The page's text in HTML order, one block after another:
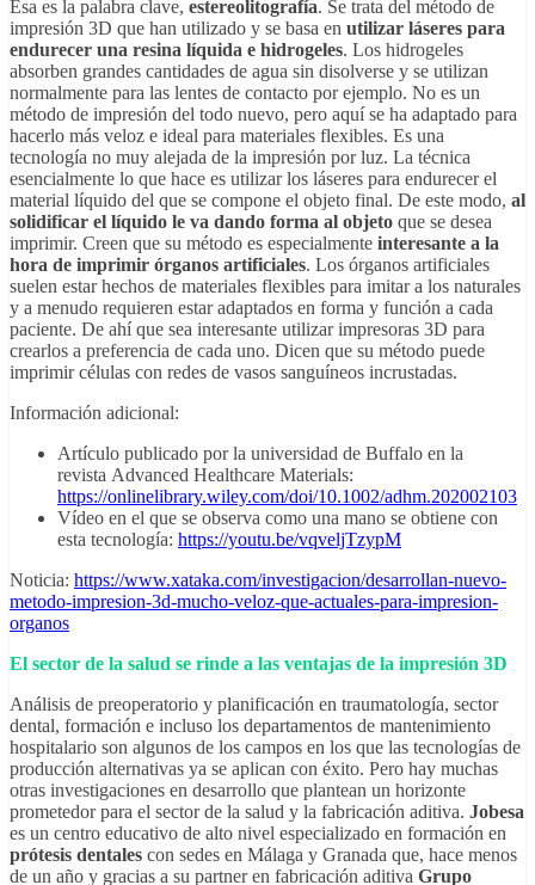
Esa es la palabra clave, estereolitografía. Se trata del método de
impresión 3D que han utilizado y se basa en utilizar láseres para
endurecer una resina líquida e hidrogeles. Los hidrogeles
absorben grandes cantidades de agua sin disolverse y se utilizan
normalmente para las lentes de contacto por ejemplo. No es un
método de impresión del todo nuevo, pero aquí se ha adaptado para
hacerlo más veloz e ideal para materiales flexibles. Es una
tecnología no muy alejada de la impresión por luz. La técnica
esencialmente lo que hace es utilizar los láseres para endurecer el
material líquido del que se compone el objeto final. De este modo, al
solidificar el líquido le va dando forma al objeto que se desea
imprimir. Creen que su método es especialmente interesante a la
hora de imprimir órganos artificiales. Los órganos artificiales
suelen estar hechos de materiales flexibles para imitar a los naturales
y a menudo requieren estar adaptados en forma y función a cada
paciente. De ahí que sea interesante utilizar impresoras 3D para
crearlos a preferencia de cada uno. Dicen que su método puede
imprimir células con redes de vasos sanguíneos incrustadas.
Información adicional:
Artículo publicado por la universidad de Buffalo en la
revista Advanced Healthcare Materials:
https://onlinelibrary.wiley.com/doi/10.1002/adhm.202002103
Vídeo en el que se observa como una mano se obtiene con
esta tecnología: https://youtu.be/vqveljTzypM
Noticia: https://www.xataka.com/investigacion/desarrollan-nuevo-
metodo-impresion-3d-mucho-veloz-que-actuales-para-impresion-
organos
El sector de la salud se rinde a las ventajas de la impresión 3D
Análisis de preoperatorio y planificación en traumatología, sector
dental, formación e incluso los departamentos de mantenimiento
hospitalario son algunos de los campos en los que las tecnologías de
producción alternativas ya se aplican con éxito. Pero hay muchas
otras investigaciones en desarrollo que plantean un horizonte
prometedor para el sector de la salud y la fabricación aditiva. Jobesa
es un centro educativo de alto nivel especializado en formación en
prótesis dentales con sedes en Málaga y Granada que, hace menos
de un año y gracias a su partner en fabricación aditiva Grupo